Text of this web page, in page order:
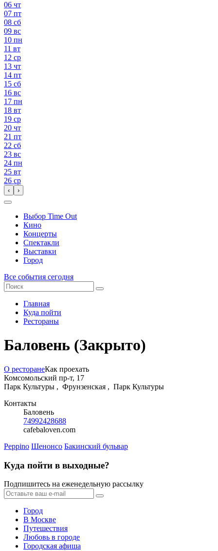
06 чт
07 пт
08 сб
09 вс
10 пн
11 вт
12 ср
13 чт
14 пт
15 сб
16 вс
17 пн
18 вт
19 ср
20 чт
21 пт
22 сб
23 вс
24 пн
25 вт
26 ср
‹ ›
Выбор Time Out
Кино
Концерты
Спектакли
Выставки
Город
Все события сегодня
Главная
Куда пойти
Рестораны
Баловень (Закрыто)
О ресторанеКак проехать
Комсомольский пр-т, 17
Парк Культуры , Фрунзенская , Парк Культуры
Контакты
Баловень
74992428688
cafebaloven.com
Peppino Шенонсо Бакинский бульвар
Куда пойти в выходные?
Подпишитесь на еженедельную рассылку
Город
В Москве
Путешествия
Любовь в городе
Городская афиша